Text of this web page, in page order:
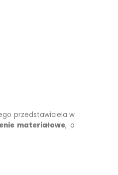
przedstawiciela w
materiałowe, a